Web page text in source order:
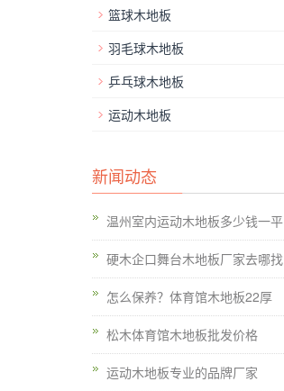
篮球木地板
羽毛球木地板
乒乓球木地板
运动木地板
新闻动态
温州室内运动木地板多少钱一平
硬木企口舞台木地板厂家去哪找
怎么保养？体育馆木地板22厚
松木体育馆木地板批发价格
运动木地板专业的品牌厂家